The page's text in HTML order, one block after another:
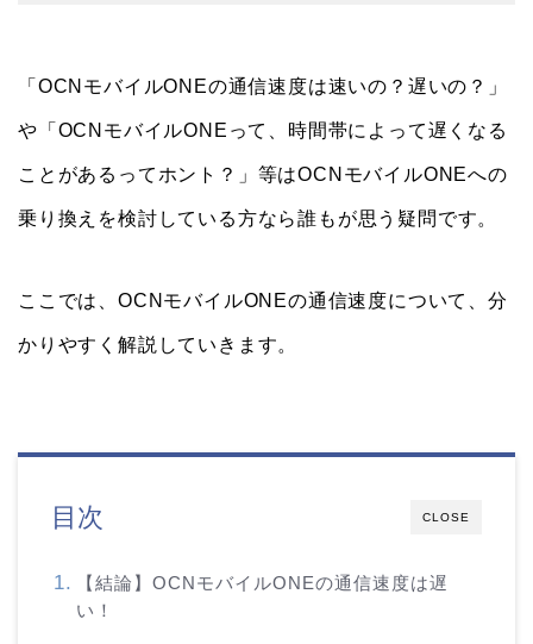
「OCNモバイルONEの通信速度は速いの？遅いの？」
や「OCNモバイルONEって、時間帯によって遅くなる
ことがあるってホント？」等はOCNモバイルONEへの
乗り換えを検討している方なら誰もが思う疑問です。
ここでは、OCNモバイルONEの通信速度について、分
かりやすく解説していきます。
CLOSE
目次
【結論】OCNモバイルONEの通信速度は遅
い！